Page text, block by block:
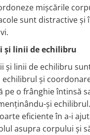
mișcările
sunt distractive și
și linii de echilibru
și linii de echilibru
și
pe o frânghie întinsă
și
eficiente în a-i
asupra corpului și